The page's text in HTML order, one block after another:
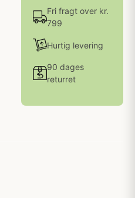
Fri fragt over kr.
799
Hurtig levering
90 dages
returret